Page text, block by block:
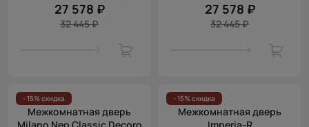
27 578 ₽
32 445 ₽
27 578 ₽
32 445 ₽
- 15% скидка
Межкомнатная дверь
- 15% скидка
Межкомнатная дверь